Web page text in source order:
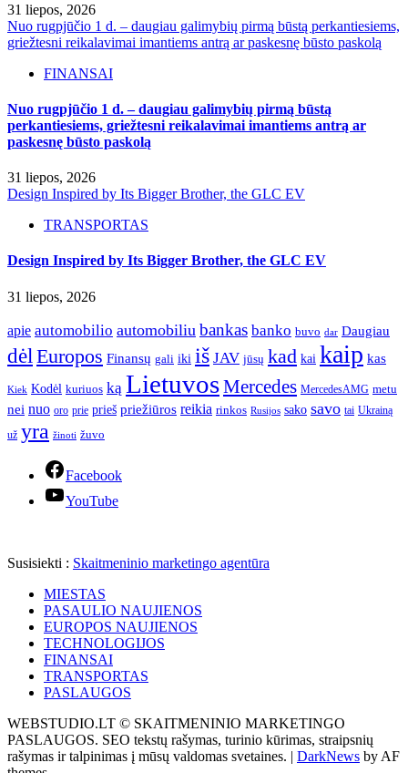
31 liepos, 2026
Nuo rugpjūčio 1 d. – daugiau galimybių pirmą būstą perkantiesiems,
griežtesni reikalavimai imantiems antrą ar paskesnę būsto paskolą
FINANSAI
Nuo rugpjūčio 1 d. – daugiau galimybių pirmą būstą
perkantiesiems, griežtesni reikalavimai imantiems antrą ar
paskesnę būsto paskolą
31 liepos, 2026
Design Inspired by Its Bigger Brother, the GLC EV
TRANSPORTAS
Design Inspired by Its Bigger Brother, the GLC EV
31 liepos, 2026
apie automobilio automobiliu bankas banko buvo dar Daugiau
dėl Europos Finansų gali iki iš JAV jūsų kad kai kaip kas
Kiek Kodėl kuriuos ką LietuvosMercedes MercedesAMG metu
nei nuo oro prie prieš priežiūros reikia rinkos Rusijos sako savo tai Ukrainą
už yra žinoti žuvo
Facebook
YouTube
Susisiekti : Skaitmeninio marketingo agentūra
MIESTAS
PASAULIO NAUJIENOS
EUROPOS NAUJIENOS
TECHNOLOGIJOS
FINANSAI
TRANSPORTAS
PASLAUGOS
WEBSTUDIO.LT © SKAITMENINIO MARKETINGO
PASLAUGOS. SEO tekstų rašymas, turinio kūrimas, straipsnių
rašymas ir talpinimas į mūsų valdomas svetaines. | DarkNews by AF